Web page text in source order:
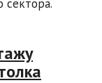
сектора.